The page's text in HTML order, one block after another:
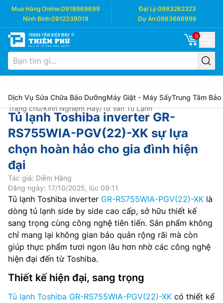
Mua Hàng Online:0918969699 Đại Lý:0983262323
Ninh Bình:0912339019 Dự Án:0983666996
0
Dịch Vụ Sửa Chữa Bảo DưỡngMáy Giặt - Máy SấyTrung Tâm Bảo
Trang chủ/Kinh Nghiệm Hay/Tư Vấn Tủ Lạnh
Tủ lạnh Toshiba inverter GR-
RS755WIA-PGV(22)-XK sự lựa
chọn hoàn hảo cho gia đình hiện
đại
Tác giả: Diễm Hằng
Đăng ngày: 17/10/2025, lúc 09:11
Tủ lạnh Toshiba inverter GR-RS755WIA-PGV(22)-XK là
dòng tủ lạnh side by side cao cấp, sở hữu thiết kế
sang trọng cùng công nghệ tiên tiến. Sản phẩm không
chỉ mang lại không gian bảo quản rộng rãi mà còn
giúp thực phẩm tươi ngon lâu hơn nhờ các công nghệ
hiện đại đến từ Toshiba.
Thiết kế hiện đại, sang trọng
Tủ lạnh Toshiba GR-RS755WIA-PGV(22)-XK có thiết kế